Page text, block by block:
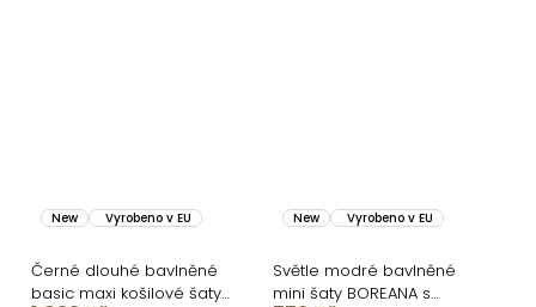
New Vyrobeno v EU
Černé dlouhé bavlněné
basic maxi košilové šaty
New Vyrobeno v EU
Světle modré bavlněné
mini šaty BOREANA s